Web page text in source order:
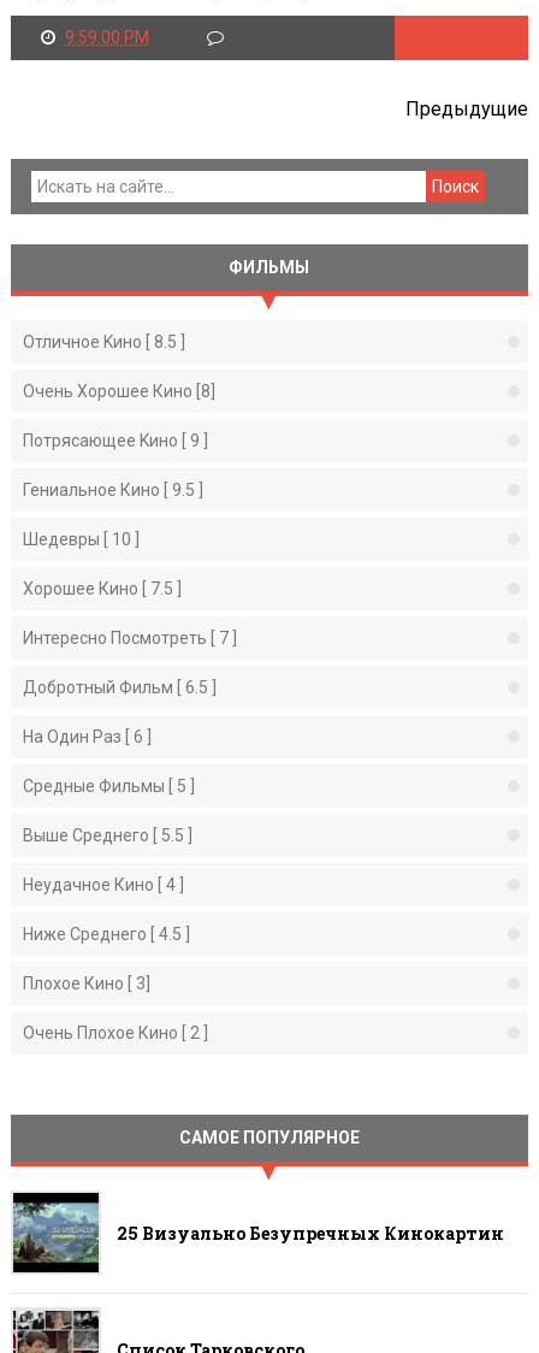
9:59:00 PM
Предыдущие
ФИЛЬМЫ
Отличное Kино [ 8.5 ]
Очень Хорошее Кино [8]
Потрясающее Kино [ 9 ]
Гениальное Кино [ 9.5 ]
Шедевры [ 10 ]
Хорошее Кино [ 7.5 ]
Интересно Посмотреть [ 7 ]
Добротный Фильм [ 6.5 ]
На Один Раз [ 6 ]
Средные Фильмы [ 5 ]
Выше Среднего [ 5.5 ]
Неудачное Кино [ 4 ]
Ниже Среднего [ 4.5 ]
Плохое Кино [ 3]
Очень Плохое Кино [ 2 ]
САМОЕ ПОПУЛЯРНОЕ
25 Визуально Безупречных Кинокартин